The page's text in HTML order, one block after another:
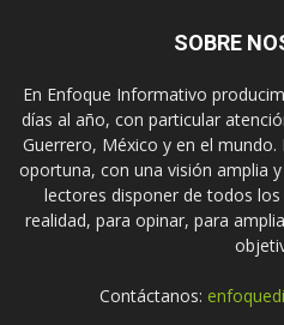
SOBRE
En Enfoque Informativo
días al año, con particular
Guerrero, México y en el
oportuna, con una visión amplia
lectores disponer de todos
realidad, para opinar, para
Contáctanos: